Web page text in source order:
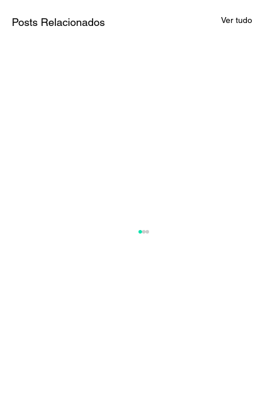
Posts Relacionados Ver tudo